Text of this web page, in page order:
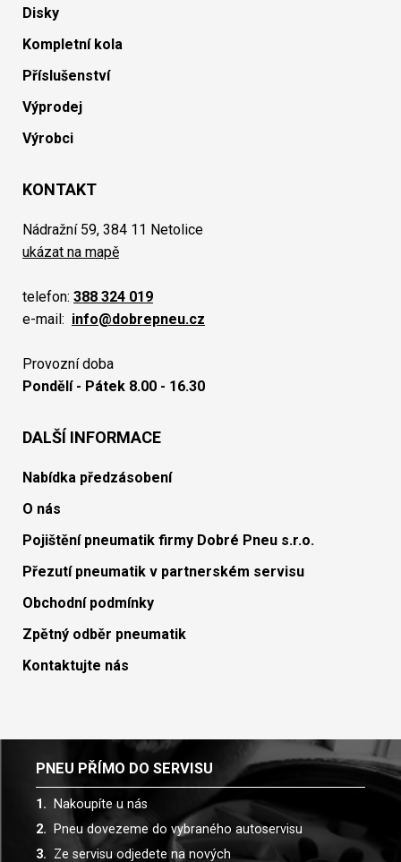
Disky
Kompletní kola
Příslušenství
Výprodej
Výrobci
KONTAKT
Nádražní 59, 384 11 Netolice
ukázat na mapě
telefon: 388 324 019
e-mail: info@dobrepneu.cz
Provozní doba
Pondělí - Pátek 8.00 - 16.30
DALŠÍ INFORMACE
Nabídka předzásobení
O nás
Pojištění pneumatik firmy Dobré Pneu s.r.o.
Přezutí pneumatik v partnerském servisu
Obchodní podmínky
Zpětný odběr pneumatik
Kontaktujte nás
PNEU PŘÍMO DO SERVISU
Nakoupíte u nás
Pneu dovezeme do vybraného autoservisu
Ze servisu odjedete na nových